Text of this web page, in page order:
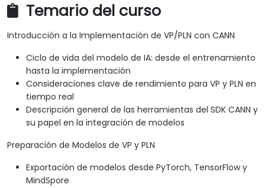
Temario del curso
Introducción a la Implementación de VP/PLN con CANN
Ciclo de vida del modelo de IA: desde el entrenamiento
hasta la implementación
Consideraciones clave de rendimiento para VP y PLN en
tiempo real
Descripción general de las herramientas del SDK CANN y
su papel en la integración de modelos
Preparación de Modelos de VP y PLN
Exportación de modelos desde PyTorch, TensorFlow y
MindSpore